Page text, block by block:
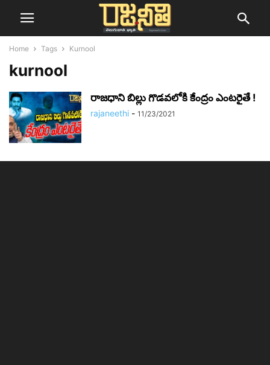
Home Tags Kurnool
kurnool
రాజధాని బిల్లు గొడవలోకి కేంద్రం ఎంటరైతే !
rajaneethi - 11/23/2021